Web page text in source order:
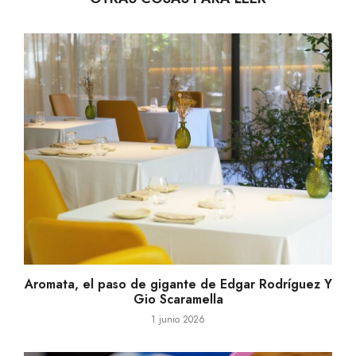
Aromata, el paso de gigante de Edgar Rodríguez Y
Gio Scaramella
1 junio 2026